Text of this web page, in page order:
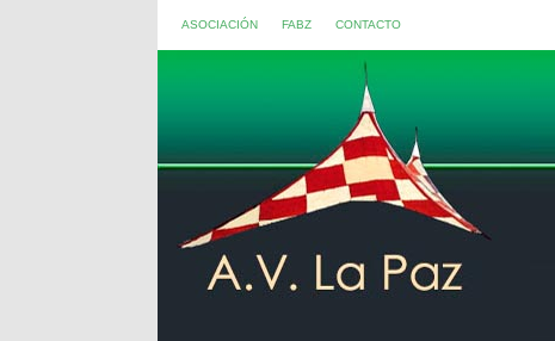
ASOCIACIÓN FABZ CONTACTO